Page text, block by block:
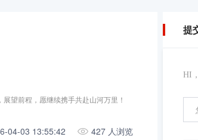
望前程，愿继续携手共赴山河万里！
04-03 13:55:42 427 人浏览
提
HI